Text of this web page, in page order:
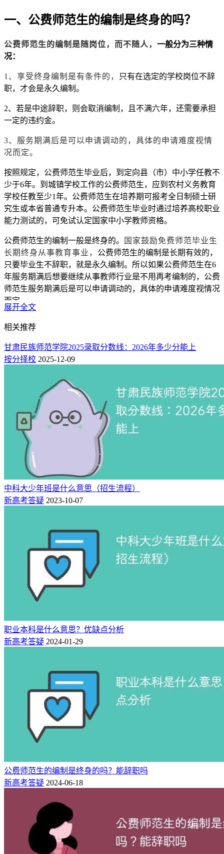
一、公费师范生的编制是终身的吗？
公费师范生的编制是随岗位，而不随人， 一般分为三种情
况：
1、 享受终身编制是有条件的，
只有在选定的学校岗位不辞
职，才会是永久编制。
2、若是中途辞职，则会取消编制，且不满六年，还需要承担
一定的违约金。
3、服务期满后是可以申请调动的，具体的申请难度视情
况而定。
按照规定，公费师范生毕业后，到定向县（市）中小学任教不
少于6年。到城镇学校工作的公费师范生，应到农村义务教育
学校任教至少1年。公费师范生在培养期可报考全日制硕士研
究生或本省普通专升本。公费师范生毕业时通过培养高校职业
能力测试的，可免试认定国家中小学教师资格。
公费师范生的编制一般是终身的。
国家鼓励免费师范毕业生
长期终身从事教育事业， 公费师范生的编制是长期有效的，
只要毕业生不辞职，就是永久编制。所以如果公费师范生在6
年服务期满后想要继续从事教师行业是不用再考编制的，公费
师范生服务期满后是可以申请调动的，具体的申请难度视情况
而定。
想必除了免费就读，包分配、有编制也是公费师范生吸引大家
报考的原因之一了。
进后出的办法安排免费师范毕业生，必要时接收地省级政府可
设立专项周转编制，确保免费师范毕业生到中小学任教有编有
所以免费师范生四年毕业以后会到中小学任教，到中小学任教
的每一位免费师范生都将有编有岗。
不是由学校直接进行分配岗位，而是要按照事业单位新进人员
公开招聘制度的要求，组织用人学校与毕业生在需求岗位范围
内双向选择。
己进行面试，只有满足用人单位的要求之后才会被录取。
二、公费师范生能辞职吗？
不可以。
公费师范生在编教师辞职最新规定中，公费师范生选
好学校后一般不可以辞职，辞职就违约了，需要承担一定的违
部门签订协议，承诺毕业后从事中小学教育10年以上。
但公费师范生服务期满后是可以申请调动的，具体的申请难度
偶在省内工作的，可申请到配偶工作所在市(州)实施公费师范
生定向培养计划的县(市、区)农村公办义务教育阶段学校或幼
儿园、特殊教育学校从事教育教学工作，按照当地调动程序办
展开全文
相关推荐
甘肃民族师范学院2025录取分数线：2026年多少分能上
按分择校 2025-12-09
中科大少年班是什么意思（招生流程）
新高考答疑 2023-10-07
职业本科是什么意思？优缺点分析
新高考答疑 2024-01-29
公费师范生的编制是终身的吗？能辞职吗
新高考答疑 2024-06-18